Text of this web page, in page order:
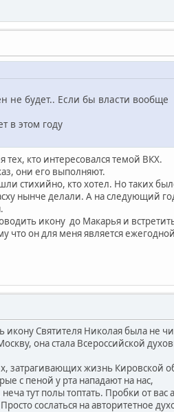
не будет.. Если бы власти вообще
в этом году
кто интересовался темой ВКХ.
они его выполняют.
стихийно, кто хотел. Но таких
нынче делали. А на следующий
икону до Макарья и
что он для меня является ежегодной
икону Святителя Николая была не
она стала Всероссийской
затрагивающих жизнь Кировской
с пеной у рта нападают на нас,
тут полы топтать. Пробки от вас
сослаться на авторитетное